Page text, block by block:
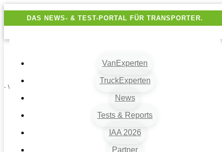
DAS NEWS- & TEST-PORTAL FÜR TRANSPORTER.
VanExperten
TruckExperten
News
Tests & Reports
IAA 2026
Partner
- Werbung -